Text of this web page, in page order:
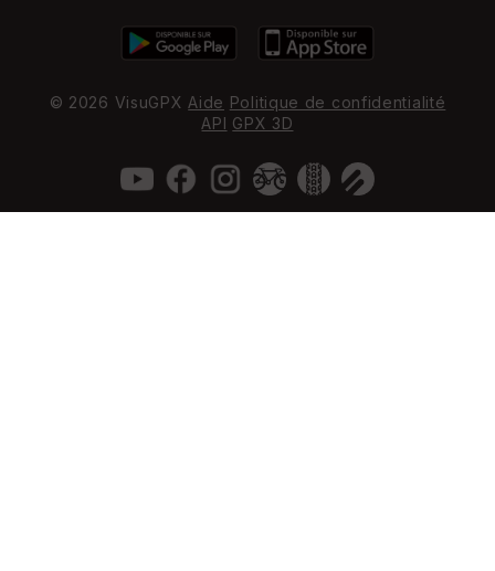
© 2026 VisuGPX Aide Politique de confidentialité
API GPX 3D